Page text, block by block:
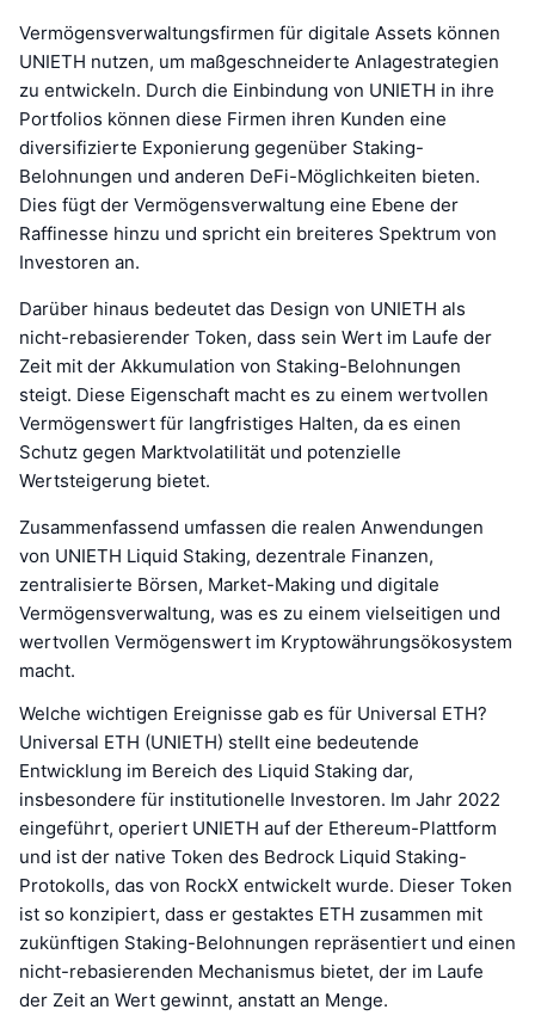
Vermögensverwaltungsfirmen für digitale Assets können
UNIETH nutzen, um maßgeschneiderte Anlagestrategien
zu entwickeln. Durch die Einbindung von UNIETH in ihre
Portfolios können diese Firmen ihren Kunden eine
diversifizierte Exponierung gegenüber Staking-
Belohnungen und anderen DeFi-Möglichkeiten bieten.
Dies fügt der Vermögensverwaltung eine Ebene der
Raffinesse hinzu und spricht ein breiteres Spektrum von
Investoren an.
Darüber hinaus bedeutet das Design von UNIETH als
nicht-rebasierender Token, dass sein Wert im Laufe der
Zeit mit der Akkumulation von Staking-Belohnungen
steigt. Diese Eigenschaft macht es zu einem wertvollen
Vermögenswert für langfristiges Halten, da es einen
Schutz gegen Marktvolatilität und potenzielle
Wertsteigerung bietet.
Zusammenfassend umfassen die realen Anwendungen
von UNIETH Liquid Staking, dezentrale Finanzen,
zentralisierte Börsen, Market-Making und digitale
Vermögensverwaltung, was es zu einem vielseitigen und
wertvollen Vermögenswert im Kryptowährungsökosystem
macht.
Welche wichtigen Ereignisse gab es für Universal ETH?
Universal ETH (UNIETH) stellt eine bedeutende
Entwicklung im Bereich des Liquid Staking dar,
insbesondere für institutionelle Investoren. Im Jahr 2022
eingeführt, operiert UNIETH auf der Ethereum-Plattform
und ist der native Token des Bedrock Liquid Staking-
Protokolls, das von RockX entwickelt wurde. Dieser Token
ist so konzipiert, dass er gestaktes ETH zusammen mit
zukünftigen Staking-Belohnungen repräsentiert und einen
nicht-rebasierenden Mechanismus bietet, der im Laufe
der Zeit an Wert gewinnt, anstatt an Menge.